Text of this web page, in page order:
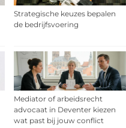
Strategische keuzes bepalen
de bedrijfsvoering
Mediator of arbeidsrecht
advocaat in Deventer kiezen
wat past bij jouw conflict